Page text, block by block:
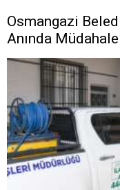
Osmangazi
Anında Müdahale